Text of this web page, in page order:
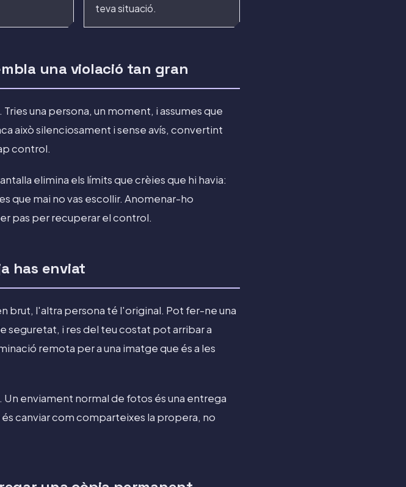
teva situació.
una violació tan gran
una persona, un moment, i assumes que
això silenciosament i sense avís, convertint
control.
elimina els límits que crèies que hi havia:
que mai no vas escollir. Anomenar-ho
pas per recuperar el control.
has enviat
brut, l'altra persona té l'original. Pot fer-ne una
seguretat, i res del teu costat pot arribar a
remota per a una imatge que és a les
enviament normal de fotos és una entrega
canviar com comparteixes la propera, no